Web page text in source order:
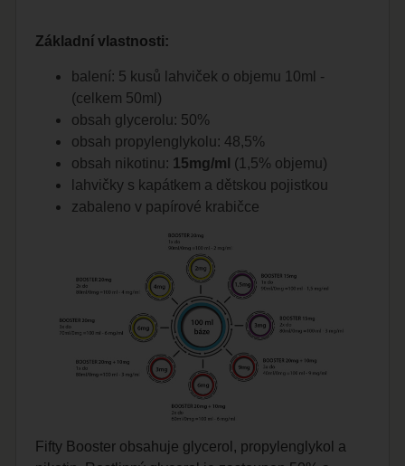
Základní vlastnosti:
balení: 5 kusů lahviček o objemu 10ml -
(celkem 50ml)
obsah glycerolu: 50%
obsah propylenglykolu: 48,5%
obsah nikotinu: 15mg/ml (1,5% objemu)
lahvičky s kapátkem a dětskou pojistkou
zabaleno v papírové krabičce
Fifty Booster obsahuje glycerol, propylenglykol a